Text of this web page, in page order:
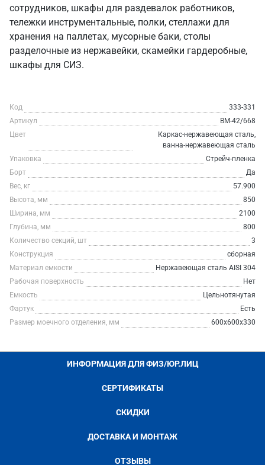
сотрудников, шкафы для раздевалок работников,
тележки инструментальные, полки, стеллажи для
хранения на паллетах, мусорные баки, столы
разделочные из нержавейки, скамейки гардеробные,
шкафы для СИЗ.
Код
333-331
Артикул
ВМ-42/668
Цвет
Каркас-нержавеющая сталь,
ванна-нержавеющая сталь
Упаковка
Стрейч-пленка
Борт
Да
Вес, кг
57.900
Высота, мм
850
Ширина, мм
2100
Глубина, мм
800
Количество секций, шт
3
Конструкция
сборная
Материал емкости
Нержавеющая сталь AISI 304
Рабочая поверхность
Нет
Емкость
Цельнотянутая
Фартук
Есть
Размер моечного отделения, мм
600х600х330
ИНФОРМАЦИЯ ДЛЯ ФИЗ/ЮР.ЛИЦ
СЕРТИФИКАТЫ
СКИДКИ
ДОСТАВКА И МОНТАЖ
ОТЗЫВЫ